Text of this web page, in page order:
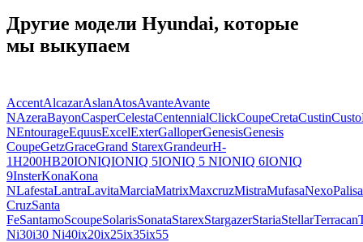
Другие модели Hyundai, которые
мы выкупаем
AccentAlcazarAslanAtosAvanteAvante
NAzeraBayonCasperCelestaCentennialClickCoupeCretaCustinCusto
NEntourageEquusExcelExterGalloperGenesisGenesis
CoupeGetzGraceGrand StarexGrandeurH-
1H200HB20IONIQIONIQ 5IONIQ 5 NIONIQ 6IONIQ
9InsterKonaKona
NLafestaLantraLavitaMarciaMatrixMaxcruzMistraMufasaNexo
CruzSanta
FeSantamoScoupeSolarisSonataStarexStargazerStariaStellarTerracan
Ni30i30 Ni40ix20ix25ix35ix55